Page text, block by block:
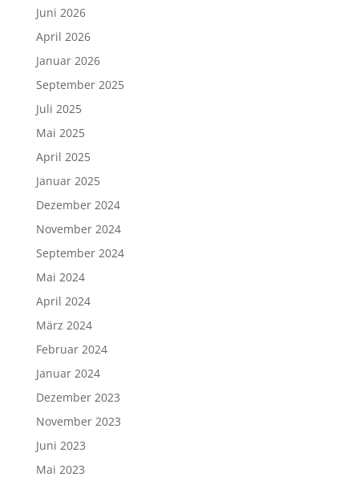
Juni 2026
April 2026
Januar 2026
September 2025
Juli 2025
Mai 2025
April 2025
Januar 2025
Dezember 2024
November 2024
September 2024
Mai 2024
April 2024
März 2024
Februar 2024
Januar 2024
Dezember 2023
November 2023
Juni 2023
Mai 2023